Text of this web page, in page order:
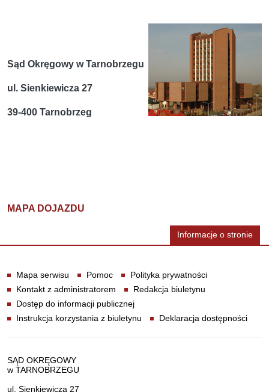
Sąd Okręgowy w Tarnobrzegu
ul. Sienkiewicza 27
39-400 Tarnobrzeg
MAPA DOJAZDU
Informacje o stronie
Mapa serwisu Pomoc
Polityka prywatności
Kontakt z administratorem
Redakcja biuletynu
Dostęp do informacji publicznej
Instrukcja korzystania z biuletynu
Deklaracja dostępności
Dane teleadresowe
SĄD OKRĘGOWY
w TARNOBRZEGU
ul. Sienkiewicza 27